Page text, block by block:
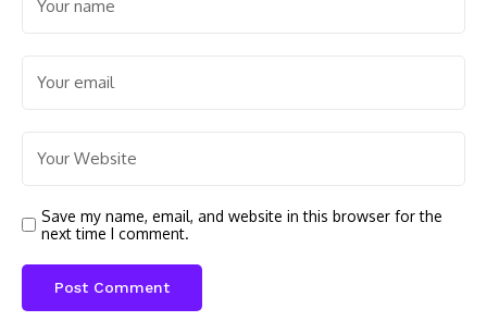
Save my name, email, and website in this browser for the
next time I comment.